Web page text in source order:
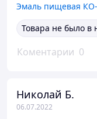
Эмаль пищевая
Товара не было в
Коментарии 0
Николай Б.
06.07.2022